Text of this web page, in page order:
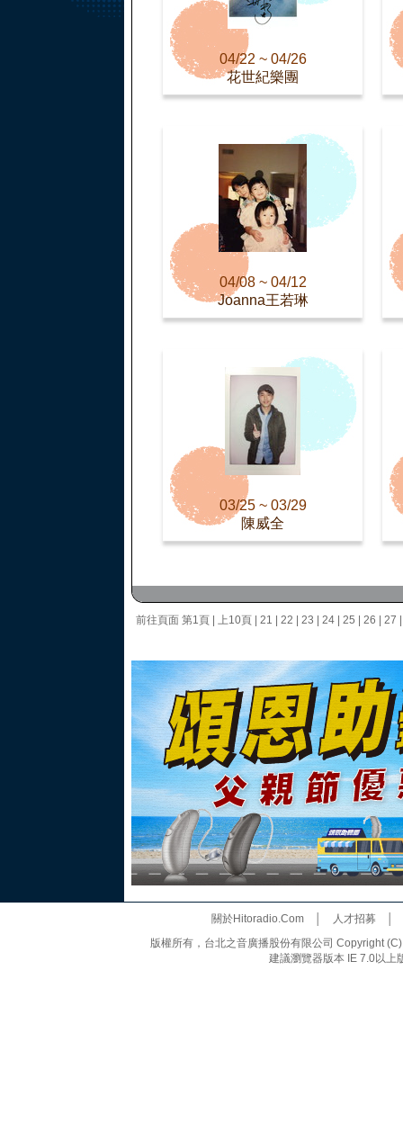
04/22 ~ 04/26
花世紀樂團
04/08 ~ 04/12
Joanna王若琳
03/25 ~ 03/29
陳威全
前往頁面 第1頁 上10頁 21 22 23 24 25 26 27
關於Hitoradio.Com│ 人才招募
版權所有，台北之音廣播股份有限公司 Copyright
建議瀏覽器版本 IE 7.0以上